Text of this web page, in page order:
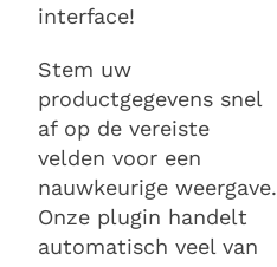
interface!
Stem uw
productgegevens snel
af op de vereiste
velden voor een
nauwkeurige weergave.
Onze plugin handelt
automatisch veel van